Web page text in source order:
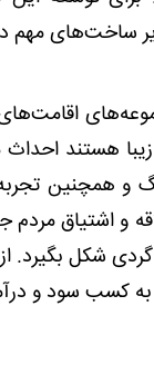
ساخت‌های مهم
زیبا هستند
و همچنین
و اشتیاق
شکل بگیرد.
به کسب سود و